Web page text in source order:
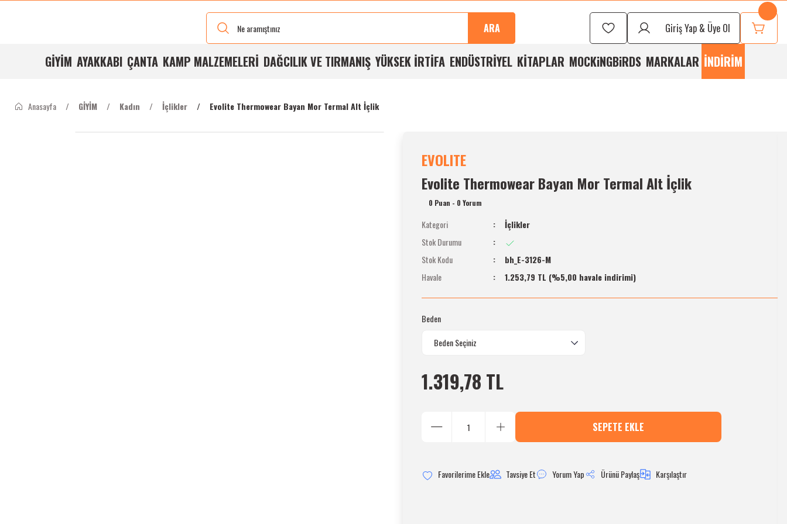
Ve Bedenleri
ile
Stoğumuzda
Buluşma
Kalite
Ücretsiz
Gün
İmkanı
ARA Giriş Yap & Üye Ol
GİYİM AYAKKABI ÇANTA KAMP MALZEMELERİ DAĞCILIK VE TIRMANIŞ YÜKSEK İRTİFA ENDÜSTRİYEL KİTAPLAR MOCKiNGBiRDS MARKALAR İNDİRİM
Anasayfa GİYİM Kadın İçlikler Evolite Thermowear Bayan Mor Termal Alt İçlik
EVOLITE
Evolite Thermowear Bayan Mor Termal Alt İçlik
0 Puan - 0 Yorum
Kategori
İçlikler
Stok Durumu
Stok Kodu
bh_E-3126-M
Havale
1.253,79 TL (%5,00 havale indirimi)
Beden
1.319,78 TL
SEPETE EKLE
Tavsiye Et Yorum Yap Ürünü Paylaş Karşılaştır